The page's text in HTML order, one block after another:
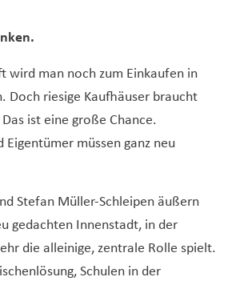
wird man noch zum Einkaufen in
Doch riesige Kaufhäuser braucht
ist eine große Chance.
Eigentümer müssen ganz neu
Stefan Müller-Schleipen äußern
gedachten Innenstadt, in der
die alleinige, zentrale Rolle spielt.
Schulen in der